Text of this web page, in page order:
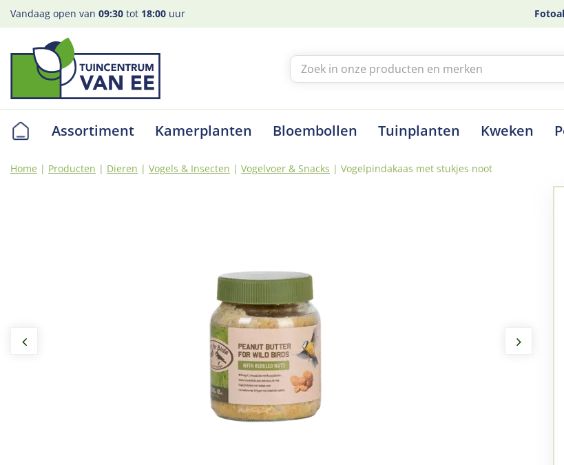
Ga
naar
Home Producten Dieren Vogels & Insecten Vogelvoer & Snacks Vogelpindakaas met stukjes noot
Vandaag open van 09:30 tot 18:00 uur
Assortiment Kamerplanten Bloembollen Tuinplanten Kweken